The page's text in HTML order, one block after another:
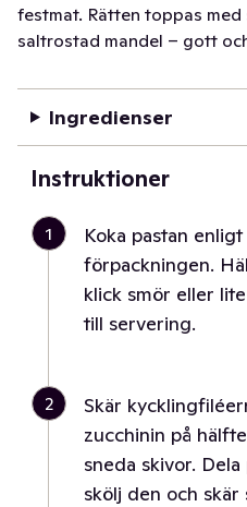
festmat. Rätten toppas
saltrostad mandel – gott
Ingredienser
Instruktioner
1
Koka pastan
förpackningen.
klick smör eller
till servering.
2
Skär
zucchinin på
sneda skivor.
skölj den och skär